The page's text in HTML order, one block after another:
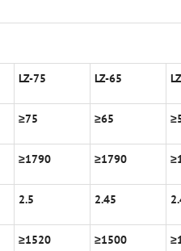
LZ-75 LZ-65
≥75 ≥65 ≥
≥1790 ≥1790 ≥
2.5 2.45
≥1520 ≥1500 ≥